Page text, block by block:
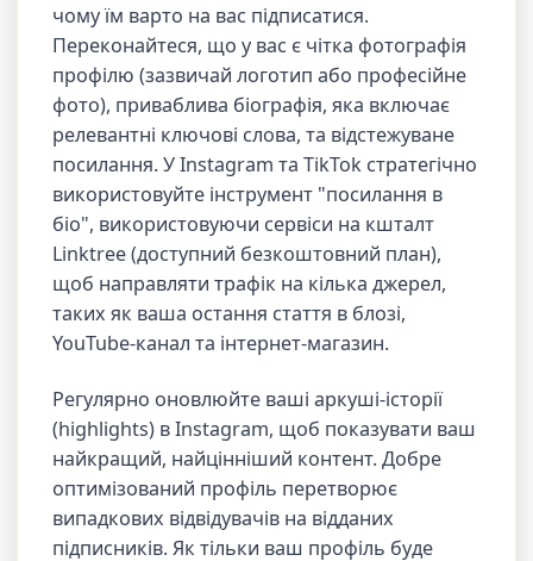
чому їм варто на вас підписатися.
Переконайтеся, що у вас є чітка фотографія
профілю (зазвичай логотип або професійне
фото), приваблива біографія, яка включає
релевантні ключові слова, та відстежуване
посилання. У Instagram та TikTok стратегічно
використовуйте інструмент "посилання в
біо", використовуючи сервіси на кшталт
Linktree (доступний безкоштовний план),
щоб направляти трафік на кілька джерел,
таких як ваша остання стаття в блозі,
YouTube-канал та інтернет-магазин.
Регулярно оновлюйте ваші аркуші-історії
(highlights) в Instagram, щоб показувати ваш
найкращий, найцінніший контент. Добре
оптимізований профіль перетворює
випадкових відвідувачів на відданих
підписників. Як тільки ваш профіль буде